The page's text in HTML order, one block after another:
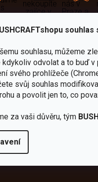
souhlasu, můžeme
kdykoliv odvolat a to buď
svého prohlížeče
svůj souhlas
a povolit jen to, co
za vaši důvěru, tým
nekoupíte
„zajíce v
nás v
Praze a